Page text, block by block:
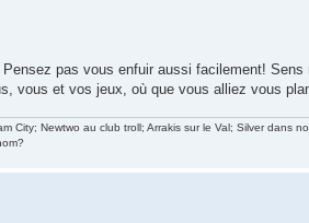
pas vous enfuir aussi facilement! Sens
vous et vos jeux, où que vous alliez vous
City; Newtwo au club troll; Arrakis sur le Val; Silver dans